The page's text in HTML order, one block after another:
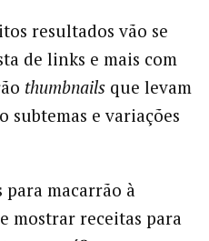
resultados vão se
de links e mais com
thumbnailsque levam
subtemas e variações
macarrão à
mostrar receitas para